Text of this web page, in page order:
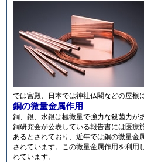
では宮殿、日本では神社仏閣などの屋根
銅の微量金属作用
銅、銀、水銀は極微量で強力な殺菌力が
銅研究会が公表している報告書には医療
あるとされており、近年では銅の微量金
されています。この微量金属作用を利用
れています。